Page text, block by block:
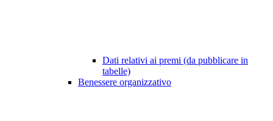
Dati relativi ai premi (da pubblicare in
tabelle)
Benessere organizzativo